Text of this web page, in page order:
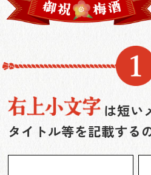
は短い
タイトル等を記載する